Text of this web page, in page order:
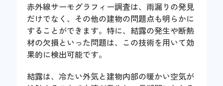
赤外線サーモグラフィー調査は、雨漏りの発見
だけでなく、その他の建物の問題点も明らかに
することができます。特に、結露の発生や断熱
材の欠損といった問題は、この技術を用いて効
果的に検出可能です。
結露は、冷たい外気と建物内部の暖かい空気が